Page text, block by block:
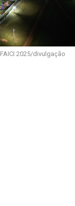
2025/divulgação